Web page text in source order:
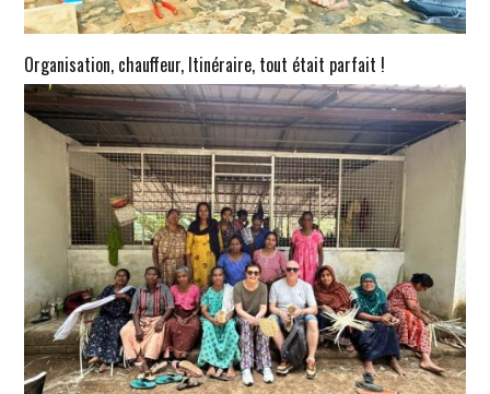
Organisation, chauffeur, Itinéraire, tout était parfait !